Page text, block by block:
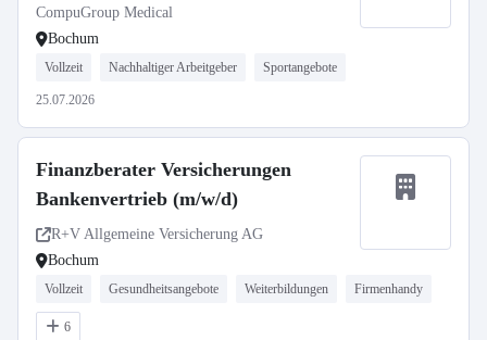
CompuGroup Medical
Bochum
Vollzeit Nachhaltiger Arbeitgeber Sportangebote
25.07.2026
Finanzberater Versicherungen
Bankenvertrieb (m/w/d)
R+V Allgemeine Versicherung AG
Bochum
Vollzeit Gesundheitsangebote Weiterbildungen Firmenhandy
6